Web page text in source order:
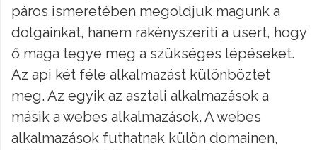
páros ismeretében megoldjuk magunk a
dolgainkat, hanem rákényszeríti a usert, hogy
ő maga tegye meg a szükséges lépéseket.
Az api két féle alkalmazást különböztet
meg. Az egyik az asztali alkalmazások a
másik a webes alkalmazások. A webes
alkalmazások futhatnak külön domainen,